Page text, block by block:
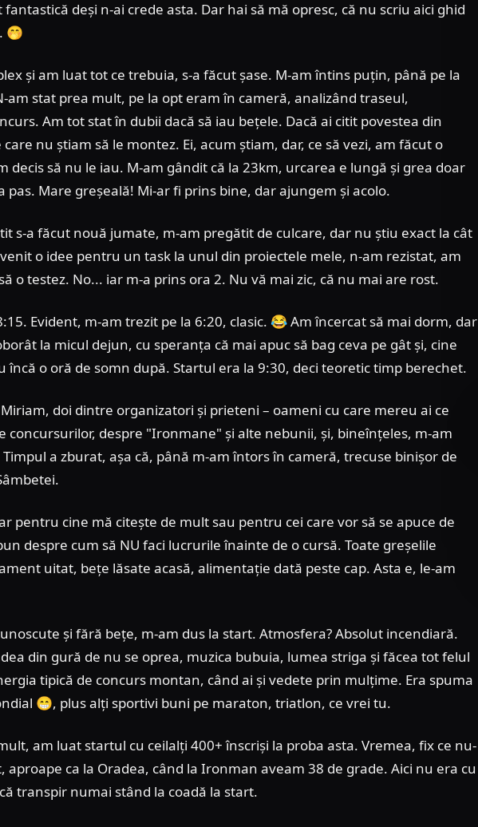
deși n-ai crede asta. Dar hai să mă opresc, că nu scriu aici ghid
🤭
și am luat tot ce trebuia, s-a făcut șase. M-am întins puțin, până pe la
am stat prea mult, pe la opt eram în cameră, analizând traseul,
Am tot stat în dubii dacă să iau bețele. Dacă ai citit povestea din
nu știam să le montez. Ei, acum știam, dar, ce să vezi, am făcut o
decis să nu le iau. M-am gândit că la 23km, urcarea e lungă și grea doar
pas. Mare greșeală! Mi-ar fi prins bine, dar ajungem și acolo.
s-a făcut nouă jumate, m-am pregătit de culcare, dar nu știu exact la cât
o idee pentru un task la unul din proiectele mele, n-am rezistat, am
o testez. No... iar m-a prins ora 2. Nu vă mai zic, că nu mai are rost.
Evident, m-am trezit pe la 6:20, clasic. 😂 Am încercat să mai dorm, dar
la micul dejun, cu speranța că mai apuc să bag ceva pe gât și, cine
încă o oră de somn după. Startul era la 9:30, deci teoretic timp berechet.
doi dintre organizatori și prieteni – oameni cu care mereu ai ce
concursurilor, despre "Ironmane" și alte nebunii, și, bineînțeles, m-am
a zburat, așa că, până m-am întors în cameră, trecuse binișor de
pentru cine mă citește de mult sau pentru cei care vor să se apuce de
despre cum să NU faci lucrurile înainte de o cursă. Toate greșelile
uitat, bețe lăsate acasă, alimentație dată peste cap. Asta e, le-am
și fără bețe, m-am dus la start. Atmosfera? Absolut incendiară.
din gură de nu se oprea, muzica bubuia, lumea striga și făcea tot felul
tipică de concurs montan, când ai și vedete prin mulțime. Era spuma
😁, plus alți sportivi buni pe maraton, triatlon, ce vrei tu.
am luat startul cu ceilalți 400+ înscriși la proba asta. Vremea, fix ce nu-
aproape ca la Oradea, când la Ironman aveam 38 de grade. Aici nu era cu
transpir numai stând la coadă la start.